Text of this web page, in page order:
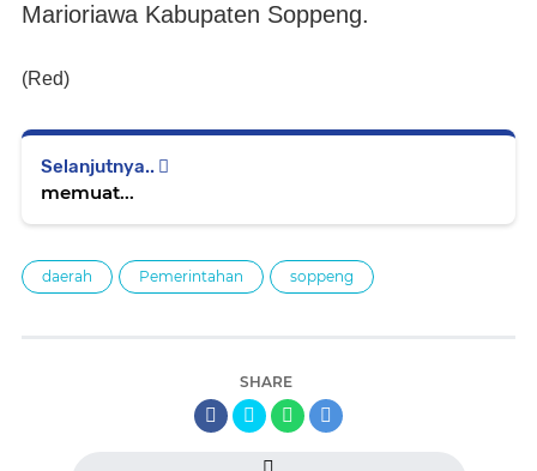
Marioriawa Kabupaten Soppeng.
(Red)
Selanjutnya..
memuat...
daerah Pemerintahan soppeng
SHARE